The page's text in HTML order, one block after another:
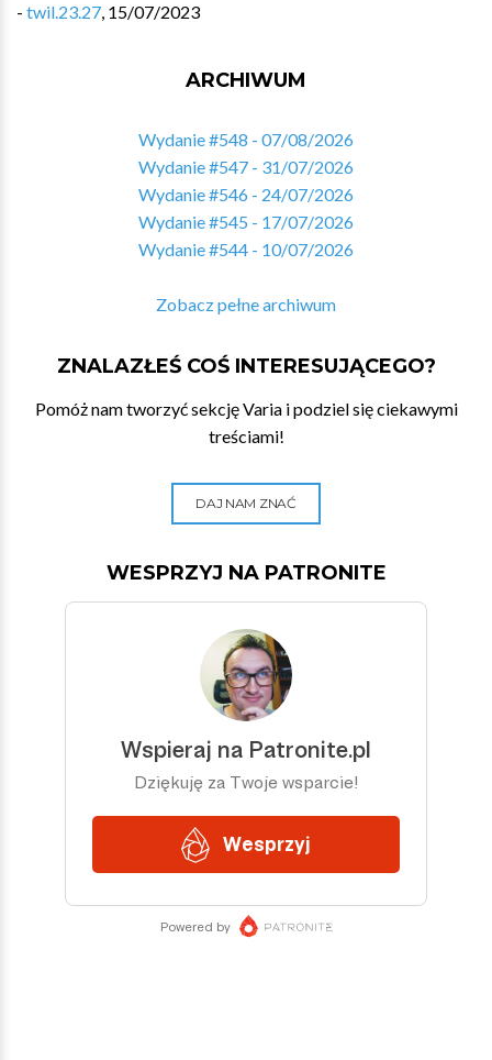
- twil.23.27, 15/07/2023
ARCHIWUM
Wydanie #548 - 07/08/2026
Wydanie #547 - 31/07/2026
Wydanie #546 - 24/07/2026
Wydanie #545 - 17/07/2026
Wydanie #544 - 10/07/2026
Zobacz pełne archiwum
ZNALAZŁEŚ COŚ INTERESUJĄCEGO?
Pomóż nam tworzyć sekcję Varia i podziel się ciekawymi
treściami!
DAJ NAM ZNAĆ
WESPRZYJ NA PATRONITE